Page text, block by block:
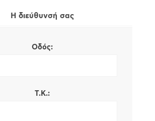
Η διεύθυνσή σας
Οδός:
Τ.Κ.: